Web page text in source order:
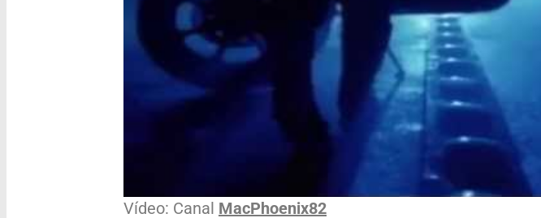
Vídeo: Canal MacPhoenix82